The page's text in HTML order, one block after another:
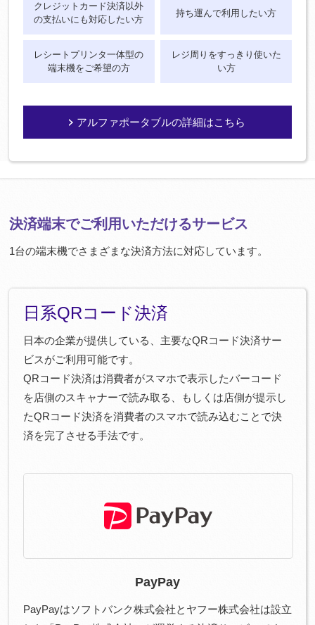
クレジットカード決済以外
の支払いにも対応したい方
持ち運んで利用したい方
レシートプリンタ一体型の
端末機をご希望の方
レジ周りをすっきり使いた
い方
アルファポータブルの詳細はこちら
決済端末でご利用いただけるサービス
1台の端末機でさまざまな決済方法に対応しています。
日系QRコード決済
日本の企業が提供している、主要なQRコード決済サー
ビスがご利用可能です。
QRコード決済は消費者がスマホで表示したバーコード
を店側のスキャナーで読み取る、もしくは店側が提示し
たQRコード決済を消費者のスマホで読み込むことで決
済を完了させる手法です。
PayPay
PayPayはソフトバンク株式会社とヤフー株式会社は設立